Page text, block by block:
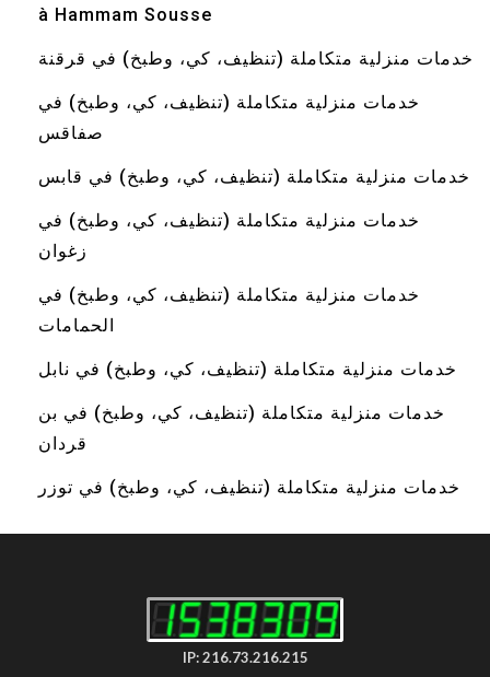
à Hammam Sousse
خدمات منزلية متكاملة (تنظيف، كي، وطبخ) في قرقنة
خدمات منزلية متكاملة (تنظيف، كي، وطبخ) في
صفاقس
خدمات منزلية متكاملة (تنظيف، كي، وطبخ) في قابس
خدمات منزلية متكاملة (تنظيف، كي، وطبخ) في
زغوان
خدمات منزلية متكاملة (تنظيف، كي، وطبخ) في
الحمامات
خدمات منزلية متكاملة (تنظيف، كي، وطبخ) في نابل
خدمات منزلية متكاملة (تنظيف، كي، وطبخ) في بن
قردان
خدمات منزلية متكاملة (تنظيف، كي، وطبخ) في توزر
IP: 216.73.216.215